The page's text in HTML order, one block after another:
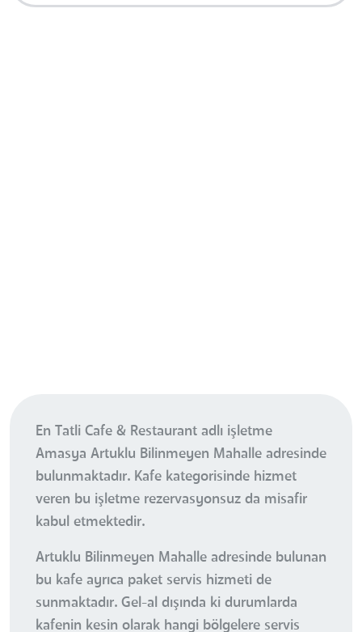
En Tatli Cafe & Restaurant adlı işletme
Amasya Artuklu Bilinmeyen Mahalle adresinde
bulunmaktadır. Kafe kategorisinde hizmet
veren bu işletme rezervasyonsuz da misafir
kabul etmektedir.
Artuklu Bilinmeyen Mahalle adresinde bulunan
bu kafe ayrıca paket servis hizmeti de
sunmaktadır. Gel-al dışında ki durumlarda
kafenin kesin olarak hangi bölgelere servis